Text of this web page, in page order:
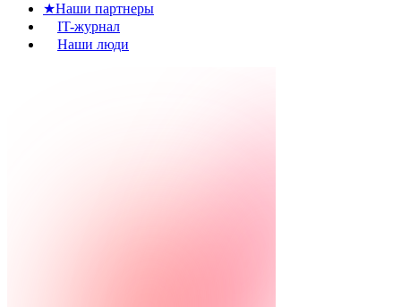
★Наши партнеры
IT-журнал
Наши люди